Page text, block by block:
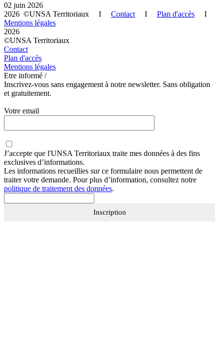
02 juin 2026
2026 ©UNSA Territoriaux I Contact I Plan d'accès I
Mentions légales
2026
©UNSA Territoriaux
Contact
Plan d'accès
Mentions légales
Etre informé /
Inscrivez-vous sans engagement à notre newsletter. Sans obligation
et gratuitement.
Votre email
J’accepte que l'UNSA Territoriaux traite mes données à des fins
exclusives d’informations.
Les informations recueillies sur ce formulaire nous permettent de
traiter votre demande. Pour plus d’information, consultez notre
politique de traitement des données.
Inscription